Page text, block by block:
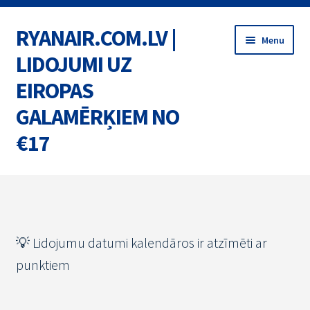
Skip
to
navigation
Skip
to
content
RYANAIR.COM.LV |
LIDOJUMI UZ
EIROPAS
GALAMĒRĶIEM NO
€17
Menu
MARŠRUTI
💡 Lidojumu datumi kalendāros ir atzīmēti ar
punktiem